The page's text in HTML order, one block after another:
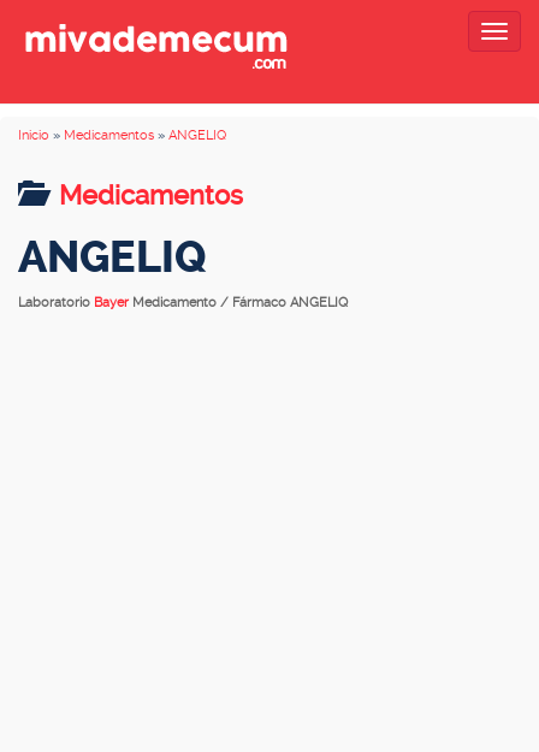
Inicio » Medicamentos » ANGELIQ
Medicamentos
ANGELIQ
Laboratorio Bayer Medicamento / Fármaco ANGELIQ